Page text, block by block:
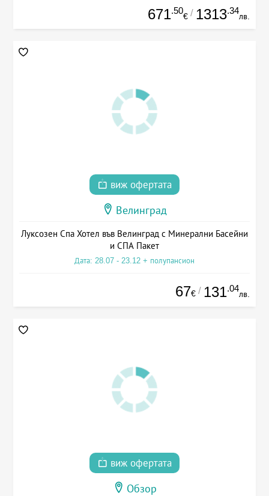
671.50
€ / 1313.34
лв.
виж офертата
Велинград
Луксозен Спа Хотел във Велинград с Минерални Басейни
и СПА Пакет
Дата: 28.07 - 23.12 + полупансион
67€ / 131.04
лв.
виж офертата
Обзор